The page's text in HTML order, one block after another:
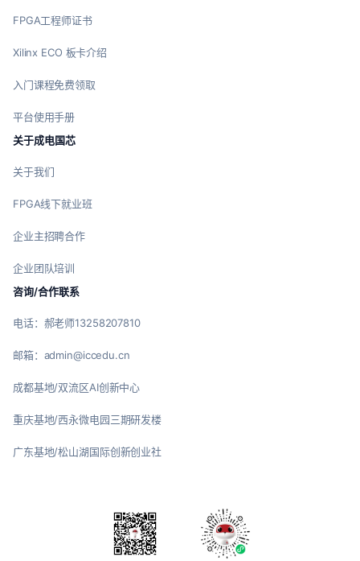
FPGA工程师证书
Xilinx ECO 板卡介绍
入门课程免费领取
平台使用手册
关于成电国芯
关于我们
FPGA线下就业班
企业主招聘合作
企业团队培训
咨询/合作联系
电话：郝老师13258207810
邮箱：admin@iccedu.cn
成都基地/双流区AI创新中心
重庆基地/西永微电园三期研发楼
广东基地/松山湖国际创新创业社